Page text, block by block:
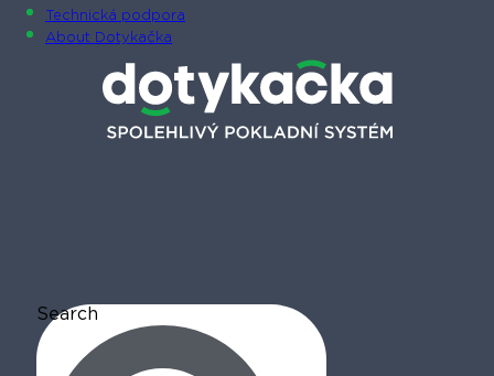
Technická podpora
About Dotykačka
Search